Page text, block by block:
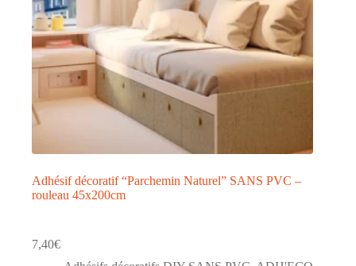
Adhésif décoratif “Parchemin Naturel” SANS PVC –
rouleau 45x200cm
7,40€